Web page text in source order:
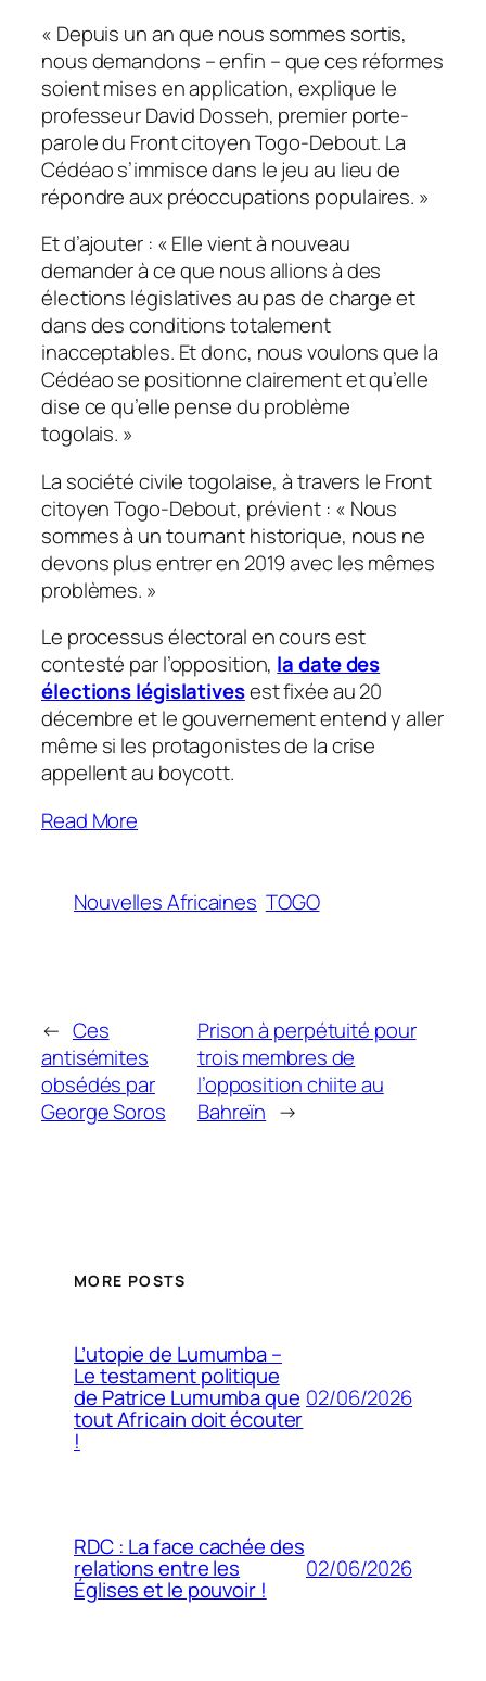
« Depuis un an que nous sommes sortis,
nous demandons –enfin –que ces réformes
soient mises en application, explique le
professeur David Dosseh, premier porte-
parole du Front citoyen Togo-Debout. La
Cédéao s’immisce dans le jeu au lieu de
répondre aux préoccupations populaires. »
Et d’ajouter : «Elle vient à nouveau
demander à ce que nous allions à des
élections législatives au pas de charge et
dans des conditions totalement
inacceptables. Et donc, nous voulons que la
Cédéao se positionne clairement et qu’elle
dise ce qu’elle pense du problème
togolais. »
La société civile togolaise, à travers le Front
citoyen Togo-Debout, prévient : « Nous
sommes à un tournant historique, nous ne
devons plus entrer en 2019 avec les mêmes
problèmes. »
Le processus électoral en cours est
contesté par l’opposition, la date des
élections législativesest fixée au 20
décembre et le gouvernement entend y aller
même si les protagonistes de la crise
appellent au boycott.
Read More
Nouvelles Africaines TOGO
← Ces
antisémites
obsédés par
George Soros
Prison à perpétuité pour
trois membres de
l’opposition chiite au
Bahreïn →
MORE POSTS
L’utopie de Lumumba –
Le testament politique
de Patrice Lumumba que
tout Africain doit écouter
!
02/06/2026
RDC : La face cachée des
relations entre les
Églises et le pouvoir !
02/06/2026